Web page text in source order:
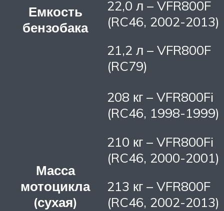
Емкость
бензобака
22,0 л – VFR800F
(RC46, 2002-2013)
21,2 л – VFR800F
(RC79)
Масса
мотоцикла
(сухая)
208 кг – VFR800Fi
(RC46, 1998-1999)
210 кг – VFR800Fi
(RC46, 2000-2001)
213 кг – VFR800F
(RC46, 2002-2013)